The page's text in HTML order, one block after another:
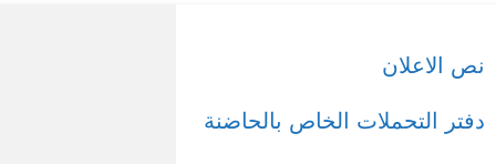
نص الاعلان
دفتر التحملات الخاص بالحاضنة